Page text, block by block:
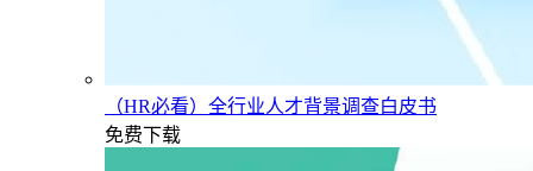
（HR必看）全行业人才背景调查白皮书
免费下载